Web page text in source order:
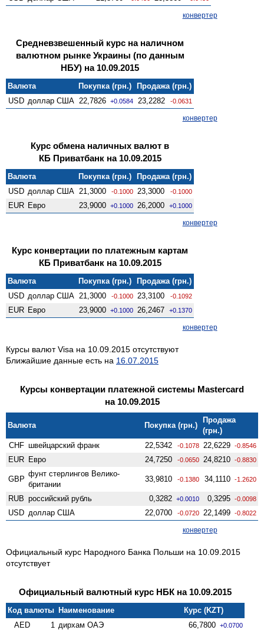
конвертер
Средневзвешенный курс на наличном
валютном рынке Украины (по данным
НБУ) на 10.09.2015
Валюта Покупка (грн.)
Продажа (грн.)
USD доллар США 22,7826 +0.0584 23,2282 -0.0631
конвертер
Курс обмена наличных валют в
КБ Приватбанк на 10.09.2015
Валюта Покупка (грн.)
Продажа (грн.)
USD доллар США 21,3000 -0.1000 23,3000 -0.1000
EUR Евро 23,9000 +0.1000 26,2000 +0.1000
конвертер
Курс конвертации по платежным картам
КБ Приватбанк на 10.09.2015
Валюта Покупка (грн.)
Продажа (грн.)
USD доллар США 21,3000 -0.1000 23,3100 -0.1092
EUR Евро 23,9000 +0.1000 26,2467 +0.1370
конвертер
Курсы валют Visa на 10.09.2015 отсутствуют
Ближайшие данные есть на 16.07.2015
Курсы конвертации платежной системы Mastercard
на 10.09.2015
Валюта Покупка (грн.)
Продажа
(грн.)
CHF швейцарский франк 22,5342 -0.1078 22,6229 -0.8546
EUR Евро 24,7250 -0.0650 24,8210 -0.8830
GBP
фунт стерлингов Велико­
британии
33,9810 -0.1380 34,1110 -1.2620
RUB российский рубль 0,3282 +0.0010 0,3295 -0.0098
USD доллар США 22,0700 -0.0720 22,1499 -0.8022
конвертер
Официальный курс Народного Банка Польши на 10.09.2015
отсутствует
Официальный валютный курс НБК на 10.09.2015
Код валюты Наименование
Курс (KZT)
AED
1 дирхам ОАЭ 66,7800 +0.0700